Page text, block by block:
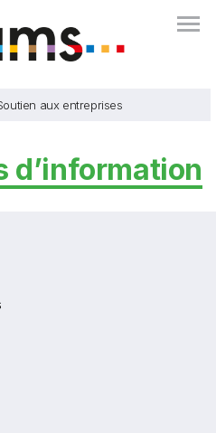
aux entreprises
d’information